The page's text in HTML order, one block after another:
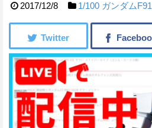
2017/12/8 1/100 ガンダムF91